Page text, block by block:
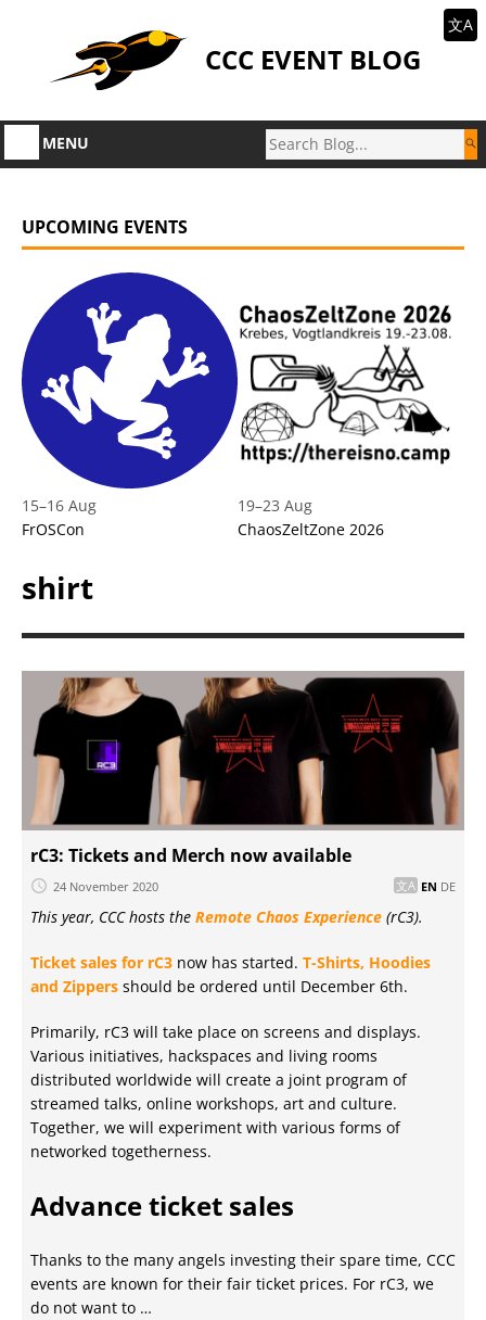
CCC EVENT BLOG
文A
MENU
UPCOMING EVENTS
15–16 Aug
FrOSCon
19–23 Aug
ChaosZeltZone 2026
shirt
rC3: Tickets and Merch now available
24 November 2020 EN DE
This year, CCC hosts the Remote Chaos Experience (rC3).
Ticket sales for rC3 now has started. T-Shirts, Hoodies
and Zippers should be ordered until December 6th.
Primarily, rC3 will take place on screens and displays.
Various initiatives, hackspaces and living rooms
distributed worldwide will create a joint program of
streamed talks, online workshops, art and culture.
Together, we will experiment with various forms of
networked togetherness.
Advance ticket sales
Thanks to the many angels investing their spare time, CCC
events are known for their fair ticket prices. For rC3, we
do not want to …